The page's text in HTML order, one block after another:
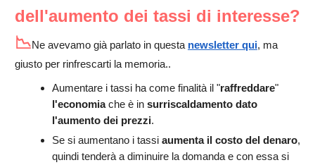
dell'aumento dei tassi di interesse?
📉Ne avevamo già parlato in questa newsletter qui, ma
giusto per rinfrescarti la memoria..
Aumentare i tassi ha come finalità il "raffreddare"
l'economiache è in surriscaldamento dato
l'aumento dei prezzi.
Se si aumentano i tassi aumenta il costo del denaro,
quindi tenderà a diminuire la domanda e con essa si